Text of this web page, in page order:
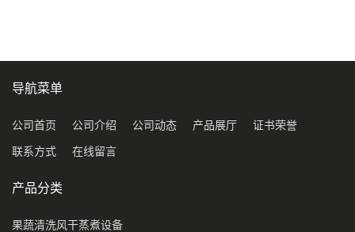
导航菜单
公司首页 公司介绍 公司动态 产品展厅 证书荣誉
联系方式 在线留言
产品分类
果蔬清洗风干蒸煮设备